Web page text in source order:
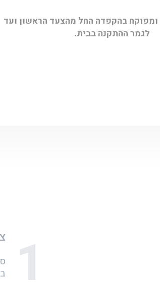
ומפוקח בהקפדה החל מהצעד הראשון ועד
לגמר ההתקנה בבית.
1